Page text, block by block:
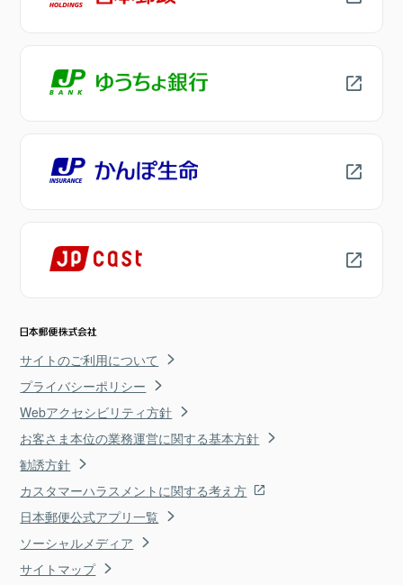
サイトのご利用について
プライバシーポリシー
Webアクセシビリティ方針
お客さま本位の業務運営に関する基本方針
勧誘方針
カスタマーハラスメントに関する考え方
日本郵便公式アプリ一覧
ソーシャルメディア
サイトマップ